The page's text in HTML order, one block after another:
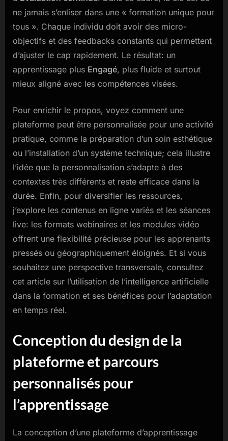
ne jamais s’enliser dans une « formation unique pour
tous ». Chaque individu doit avoir des micro-
objectifs et des feedbacks constants qui permettent
d’ajuster le cap rapidement. Le résultat: un
apprentissage plus Engagé, plus fluide et surtout
mieux aligné avec les compétences visées.
Pour enrichir le propos, voyez comment une
plateforme peut être personnalisée pour une activité
pratique, comme la préparation d’un soin esthétique
ou l’installation d’un système technique; cela illustre
l’idée que la personnalisation s’adapte à des
contextes très différents et reste efficace dans la
durée. Enfin, pour diversifier les ressources,
j’explore les contenus en ligne variés et les séances
live: les formats webinaires et les modules vidéo
offrent une flexibilité précieuse pour les apprenants
pressés ou géographiquement éloignés. Et si vous
souhaitez une perspective transversale, consultez
cet article sur l’utilisation de l’intelligence artificielle
dans la formation et ses bénéfices pour l’adaptation
en temps réel.
Conception du design de la
plateforme et parcours
personnalisés pour
l’apprentissage
La conception d’une plateforme d’apprentissage